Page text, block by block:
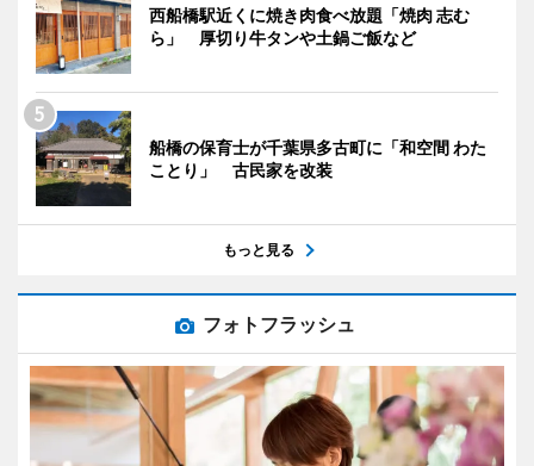
西船橋駅近くに焼き肉食べ放題「焼肉 志む
ら」 厚切り牛タンや土鍋ご飯など
船橋の保育士が千葉県多古町に「和空間 わた
ことり」 古民家を改装
もっと見る
フォトフラッシュ